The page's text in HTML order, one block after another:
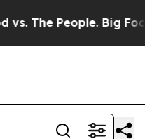
People. Big Food’s